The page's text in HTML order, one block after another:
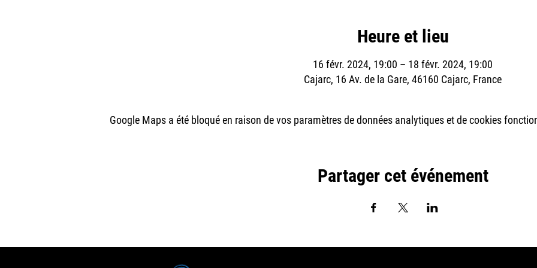
Heure et lieu
16 févr. 2024, 19:00 – 18 févr. 2024, 19:00
Cajarc, 16 Av. de la Gare, 46160 Cajarc, France
Google Maps a été bloqué en raison de vos paramètres de données analytiques et de cookies
Partager cet événement